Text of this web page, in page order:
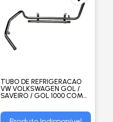
TUBO DE REFRIGERACAO
VW VOLKSWAGEN GOL /
SAVEIRO / GOL 1000 COM